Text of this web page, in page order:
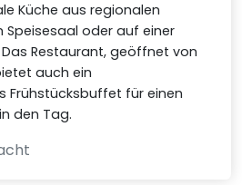
Küche aus regionalen
Speisesaal oder auf einer
Restaurant, geöffnet von
auch ein
Frühstücksbuffet für einen
den Tag.